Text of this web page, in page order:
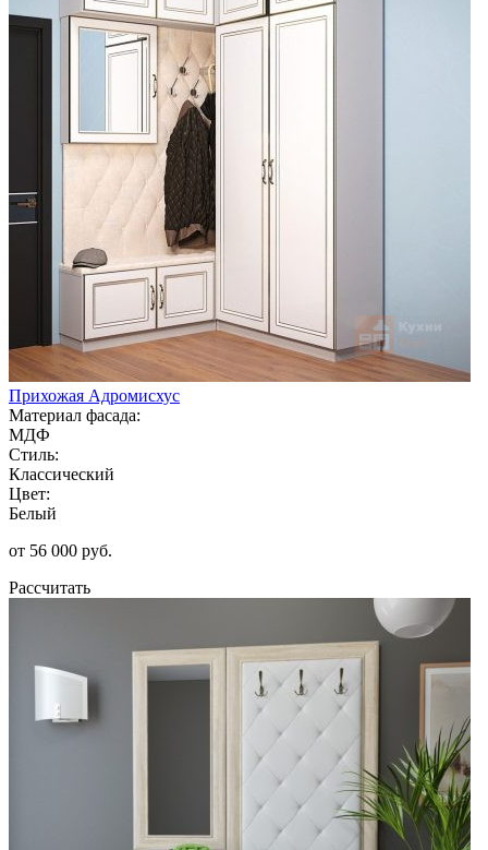
Прихожая Адромисхус
Материал фасада:
МДФ
Стиль:
Классический
Цвет:
Белый
от 56 000 руб.
Рассчитать